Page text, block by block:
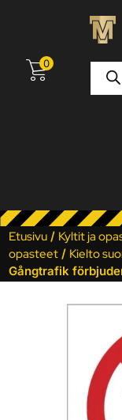
0
Etusivu / Kyltit ja
opasteet / Kielto
Gångtrafik